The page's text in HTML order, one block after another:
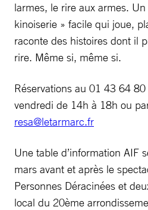
larmes, le rire aux armes.
kinoiserie » facile qui joue,
raconte des histoires dont il
rire. Même si, même si.
Réservations au 01 43 64
vendredi de 14h à 18h ou
resa@letarmarc.fr
Une table d’information AIF
mars avant et après le
Personnes Déracinées et
local du 20ème